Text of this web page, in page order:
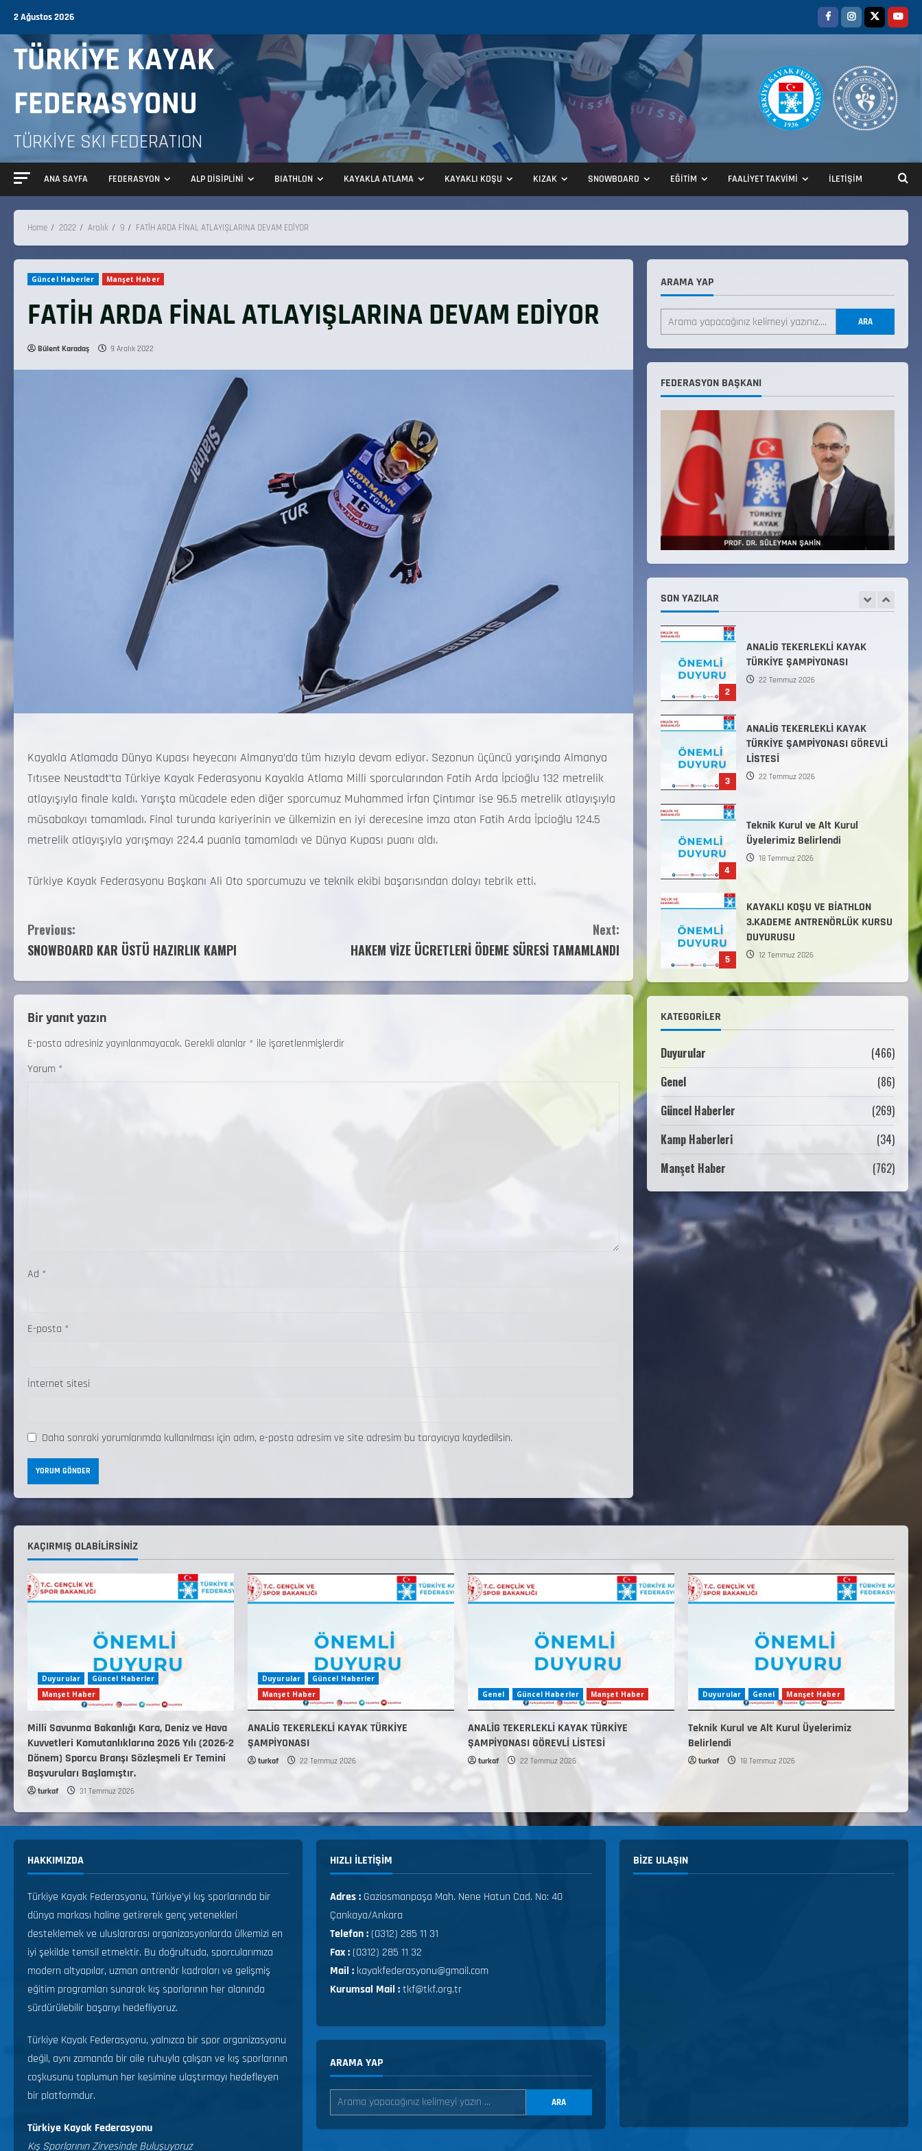
2 Ağustos 2026
TÜRKİYE KAYAK
FEDERASYONU
TÜRKİYE SKI FEDERATION
ANA SAYFA FEDERASYON ALP DİSİPLİNİ BIATHLON KAYAKLA ATLAMA KAYAKLI KOŞU KIZAK SNOWBOARD EĞİTİM FAALİYET TAKVİMİ İLETİŞİM
Home 2022 Aralık 9 FATİH ARDA FİNAL ATLAYIŞLARINA DEVAM EDİYOR
Güncel Haberler Manşet Haber
FATİH ARDA FİNAL ATLAYIŞLARINA DEVAM EDİYOR
Bülent Karadaş 9 Aralık 2022
Kayakla Atlamada Dünya Kupası heyecanı Almanya’da tüm hızıyla devam ediyor. Sezonun üçüncü yarışında Almanya
Tıtısee Neustadt’ta Türkiye Kayak Federasyonu Kayakla Atlama Milli sporcularından Fatih Arda İpcioğlu 132 metrelik
atlayışıyla finale kaldı. Yarışta mücadele eden diğer sporcumuz Muhammed İrfan Çintımar ise 96.5 metrelik atlayışıyla
müsabakayı tamamladı. Final turunda kariyerinin ve ülkemizin en iyi derecesine imza atan Fatih Arda İpcioğlu 124.5
metrelik atlayışıyla yarışmayı 224.4 puanla tamamladı ve Dünya Kupası puanı aldı.
Türkiye Kayak Federasyonu Başkanı Ali Oto sporcumuzu ve teknik ekibi başarısından dolayı tebrik etti.
Previous:
SNOWBOARD KAR ÜSTÜ HAZIRLIK KAMPI
Next:
HAKEM VİZE ÜCRETLERİ ÖDEME SÜRESİ TAMAMLANDI
Bir yanıt yazın
E-posta adresiniz yayınlanmayacak. Gerekli alanlar * ile işaretlenmişlerdir
Yorum *
Ad *
E-posta *
İnternet sitesi
Daha sonraki yorumlarımda kullanılması için adım, e-posta adresim ve site adresim bu tarayıcıya kaydedilsin.
ARAMA YAP
ARA
FEDERASYON BAŞKANI
SON YAZILAR
2
ANALİG TEKERLEKLİ KAYAK
3
TÜRKİYE ŞAMPİYONASI GÖREVLİ
LİSTESİ
Teknik Kurul ve Alt Kurul
Üyelerimiz Belirlendi
18 Temmuz 2026
5
KAYAKLI KOŞU VE BİATHLON
3.KADEME ANTRENÖRLÜK KURSU
DUYURUSU
12 Temmuz 2026
Millî Savunma Bakanlığı Kara,
Komutanlıklarına 2026 Yılı
Sözleşmeli Er Temini Başvuruları
2
ANALİG TEKERLEKLİ KAYAK
TÜRKİYE ŞAMPİYONASI
22 Temmuz 2026
3
ANALİG TEKERLEKLİ KAYAK
TÜRKİYE ŞAMPİYONASI GÖREVLİ
LİSTESİ
22 Temmuz 2026
4
Teknik Kurul ve Alt Kurul
Üyelerimiz Belirlendi
18 Temmuz 2026
5
KAYAKLI KOŞU VE BİATHLON
3.KADEME ANTRENÖRLÜK KURSU
DUYURUSU
12 Temmuz 2026
Millî Savunma Bakanlığı Kara,
(2026-2 Dönem) Sporcu Branşı
Sözleşmeli Er Temini Başvuruları
Başlamıştır.
2
ANALİG TEKERLEKLİ KAYAK
22 Temmuz 2026
3
TÜRKİYE ŞAMPİYONASI GÖREVLİ
LİSTESİ
22 Temmuz 2026
Teknik Kurul ve Alt Kurul
Üyelerimiz Belirlendi
3.KADEME ANTRENÖRLÜK KURSU
KATEGORILER
Duyurular
(466)
Genel
(86)
Güncel Haberler
(269)
Kamp Haberleri
(34)
Manşet Haber
(762)
KAÇIRMIŞ OLABILIRSINIZ
Duyurular
Güncel Haberler
Manşet Haber
Millî Savunma Bakanlığı Kara, Deniz ve Hava
Kuvvetleri Komutanlıklarına 2026 Yılı (2026-2
Dönem) Sporcu Branşı Sözleşmeli Er Temini
Başvuruları Başlamıştır.
turkaf 31 Temmuz 2026
Duyurular
Güncel Haberler
Manşet Haber
ANALİG TEKERLEKLİ KAYAK TÜRKİYE
ŞAMPİYONASI
turkaf 22 Temmuz 2026
Genel Güncel Haberler Manşet Haber
ANALİG TEKERLEKLİ KAYAK TÜRKİYE
ŞAMPİYONASI GÖREVLİ LİSTESİ
turkaf 22 Temmuz 2026
Duyurular Genel Manşet Haber
Teknik Kurul ve Alt Kurul Üyelerimiz
Belirlendi
turkaf 18 Temmuz 2026
HAKKIMIZDA
Türkiye Kayak Federasyonu, Türkiye’yi kış sporlarında bir
dünya markası haline getirerek genç yetenekleri
desteklemek ve uluslararası organizasyonlarda ülkemizi en
iyi şekilde temsil etmektir. Bu doğrultuda, sporcularımıza
modern altyapılar, uzman antrenör kadroları ve gelişmiş
eğitim programları sunarak kış sporlarının her alanında
sürdürülebilir başarıyı hedefliyoruz.
Türkiye Kayak Federasyonu, yalnızca bir spor organizasyonu
değil, aynı zamanda bir aile ruhuyla çalışan ve kış sporlarının
coşkusunu toplumun her kesimine ulaştırmayı hedefleyen
bir platformdur.
Türkiye Kayak Federasyonu
Kış Sporlarının Zirvesinde Buluşuyoruz
HIZLI ILETIŞIM
Adres : Gaziosmanpaşa Mah. Nene Hatun Cad. No: 40
Çankaya/Ankara
Telefon :(0312) 285 11 31
Fax :(0312) 285 11 32
Mail : kayakfederasyonu@gmail.com
Kurumsal Mail :tkf@tkf.org.tr
ARAMA YAP
ARA
BIZE ULAŞIN